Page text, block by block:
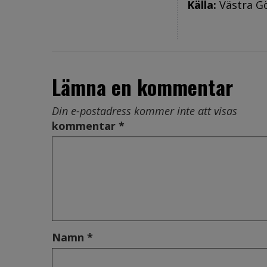
Källa: Västra
Lämna en kommentar
Din e-postadress kommer inte att visas
kommentar *
Namn *